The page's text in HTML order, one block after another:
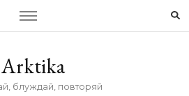
Arktika
блуждай, повторяй